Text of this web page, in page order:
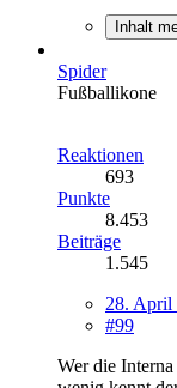
Inhalt
Spider
Fußballikone
Reaktionen
693
Punkte
8.453
Beiträge
1.545
28. April
#99
Wer die